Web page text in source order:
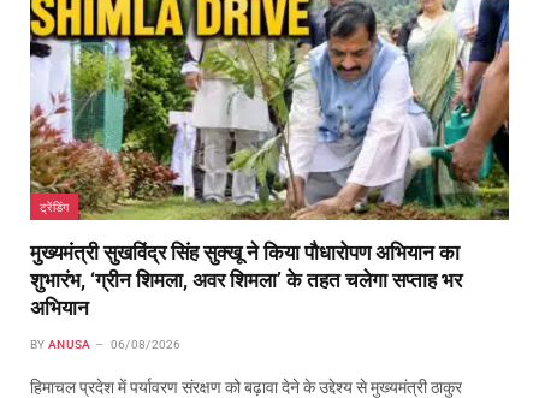
ट्रेंडिंग
मुख्यमंत्री सुखविंद्र सिंह सुक्खू ने किया पौधारोपण अभियान का
शुभारंभ, ‘ग्रीन शिमला, अवर शिमला’ के तहत चलेगा सप्ताह भर
अभियान
BY ANUSA 06/08/2026
हिमाचल प्रदेश में पर्यावरण संरक्षण को बढ़ावा देने के उद्देश्य से मुख्यमंत्री ठाकुर